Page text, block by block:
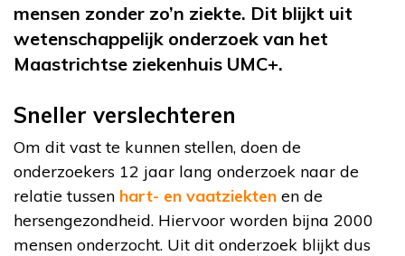
mensen zonder zo’n ziekte. Dit blijkt uit
wetenschappelijk onderzoek van het
Maastrichtse ziekenhuis UMC+.
Sneller verslechteren
Om dit vast te kunnen stellen, doen de
onderzoekers 12 jaar lang onderzoek naar de
relatie tussen hart- en vaatziekten en de
hersengezondheid. Hiervoor worden bijna 2000
mensen onderzocht. Uit dit onderzoek blijkt dus